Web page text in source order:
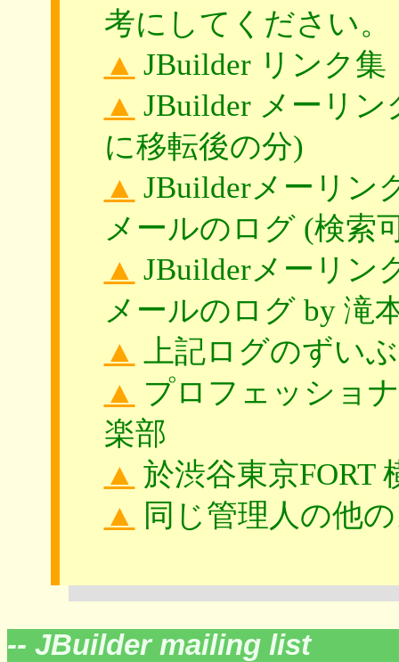
考にしてください。
▲ JBuilder リンク集
▲ JBuilder メーリン
に移転後の分)
▲ JBuilderメーリン
メールのログ (検索
▲ JBuilderメーリン
メールのログ by 滝
▲
上記ログのずい
▲ プロフェッショ
楽部
▲ 於渋谷東京FORT
▲ 同じ管理人の他
-- JBuilder mailing list